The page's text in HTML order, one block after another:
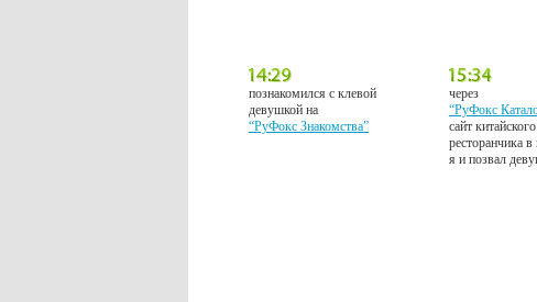
познакомился с клевой
девушкой на
“РуФокс Знакомства”
через
“РуФокс
сайт китайского
ресторанчика в
я и позвал